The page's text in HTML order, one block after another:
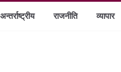
अन्तर्राष्ट्रीय राजनीति व्यापार